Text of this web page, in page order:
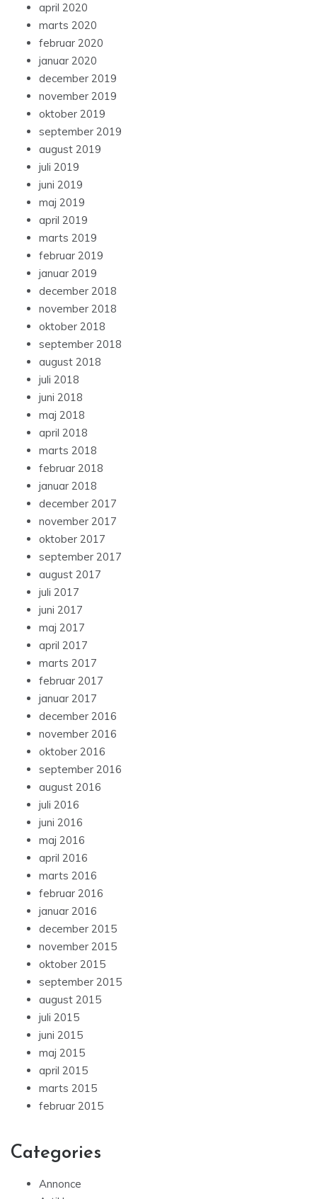
april 2020
marts 2020
februar 2020
januar 2020
december 2019
november 2019
oktober 2019
september 2019
august 2019
juli 2019
juni 2019
maj 2019
april 2019
marts 2019
februar 2019
januar 2019
december 2018
november 2018
oktober 2018
september 2018
august 2018
juli 2018
juni 2018
maj 2018
april 2018
marts 2018
februar 2018
januar 2018
december 2017
november 2017
oktober 2017
september 2017
august 2017
juli 2017
juni 2017
maj 2017
april 2017
marts 2017
februar 2017
januar 2017
december 2016
november 2016
oktober 2016
september 2016
august 2016
juli 2016
juni 2016
maj 2016
april 2016
marts 2016
februar 2016
januar 2016
december 2015
november 2015
oktober 2015
september 2015
august 2015
juli 2015
juni 2015
maj 2015
april 2015
marts 2015
februar 2015
Categories
Annonce